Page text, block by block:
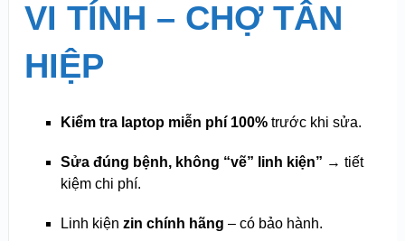
VI TÍNH – CHỢ TÂN
HIỆP
Kiểm tra laptop miễn phí 100%trước khi sửa.
Sửa đúng bệnh, không “vẽ” linh kiện” → tiết
kiệm chi phí.
Linh kiện zin chính hãng – có bảo hành.